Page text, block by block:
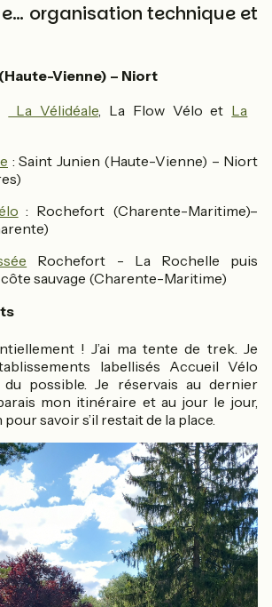
organisation technique et
(Haute-Vienne) – Niort
La Vélidéale, La Flow Vélo et La
: Saint Junien (Haute-Vienne) – Niort
: Rochefort (Charente-Maritime)–
Rochefort - La Rochelle puis
côte sauvage (Charente-Maritime)
! J’ai ma tente de trek. Je
labellisés Accueil Vélo
du possible. Je réservais au dernier
mon itinéraire et au jour le jour,
pour savoir s’il restait de la place.